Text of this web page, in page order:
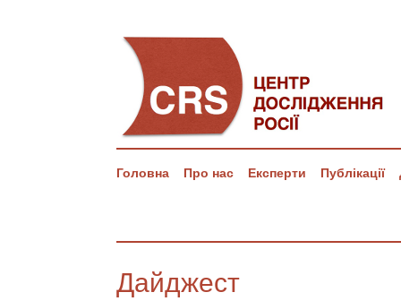
Головна Про нас Експерти Публікації
Дайджест